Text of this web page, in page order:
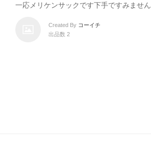
一応メリケンサックです下手ですみません
Created By コーイチ
出品数 2